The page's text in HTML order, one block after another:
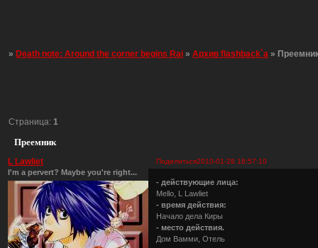
»Death note: Around the corner begins Rai »Архив flashback`a »
Преемник
Страница: 1
Поделиться2010-01-28 18:57:10
L Lawliet
I'm a pervert? Maybe you're right...
- действующие лица:
Mello, L Lawliet
- время действия:
Начало дела Киры
- место действия.
Дом Вамми, Отель